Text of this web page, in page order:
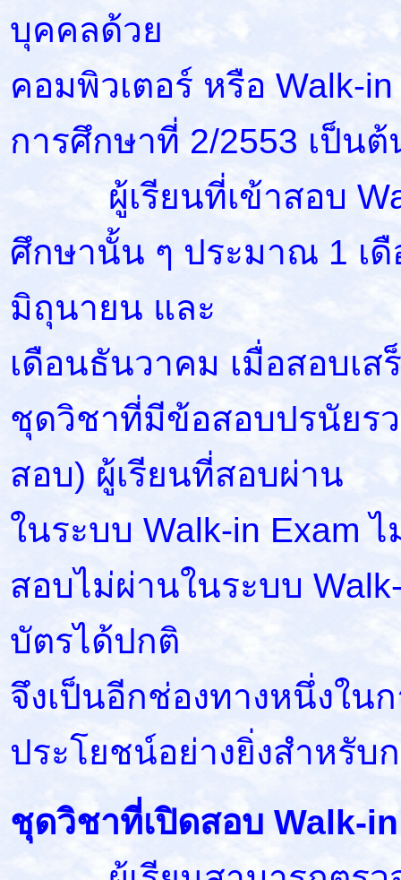
บุคคลด้วย
คอมพิวเตอร์ หรือ Walk-
การศึกษาที่ 2/2553 เป็น
ผู้เรียนที่เข้าสอบ
ศึกษานั้น ๆ ประมาณ 1 เดื
มิถุนายน และ
เดือนธันวาคม เมื่อสอบเ
ชุดวิชาที่มีข้อสอบปรนัยร
สอบ) ผู้เรียนที่สอบผ่าน
ในระบบ Walk-in Exam
สอบไม่ผ่านในระบบ
บัตรได้ปกติ
จึงเป็นอีกช่องทางหนึ่งใน
ประโยชน์อย่างยิ่งสำหรับ
ชุดวิชาที่เปิดสอบ Walk-